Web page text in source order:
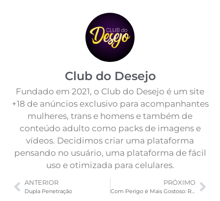
Club do Desejo
Fundado em 2021, o Club do Desejo é um site
+18 de anúncios exclusivo para acompanhantes
mulheres, trans e homens e também de
conteúdo adulto como packs de imagens e
vídeos. Decidimos criar uma plataforma
pensando no usuário, uma plataforma de fácil
uso e otimizada para celulares.
ANTERIOR
Dupla Penetração
PRÓXIMO
Com Perigo é Mais Gostoso: Rapidinha Anal Em Público